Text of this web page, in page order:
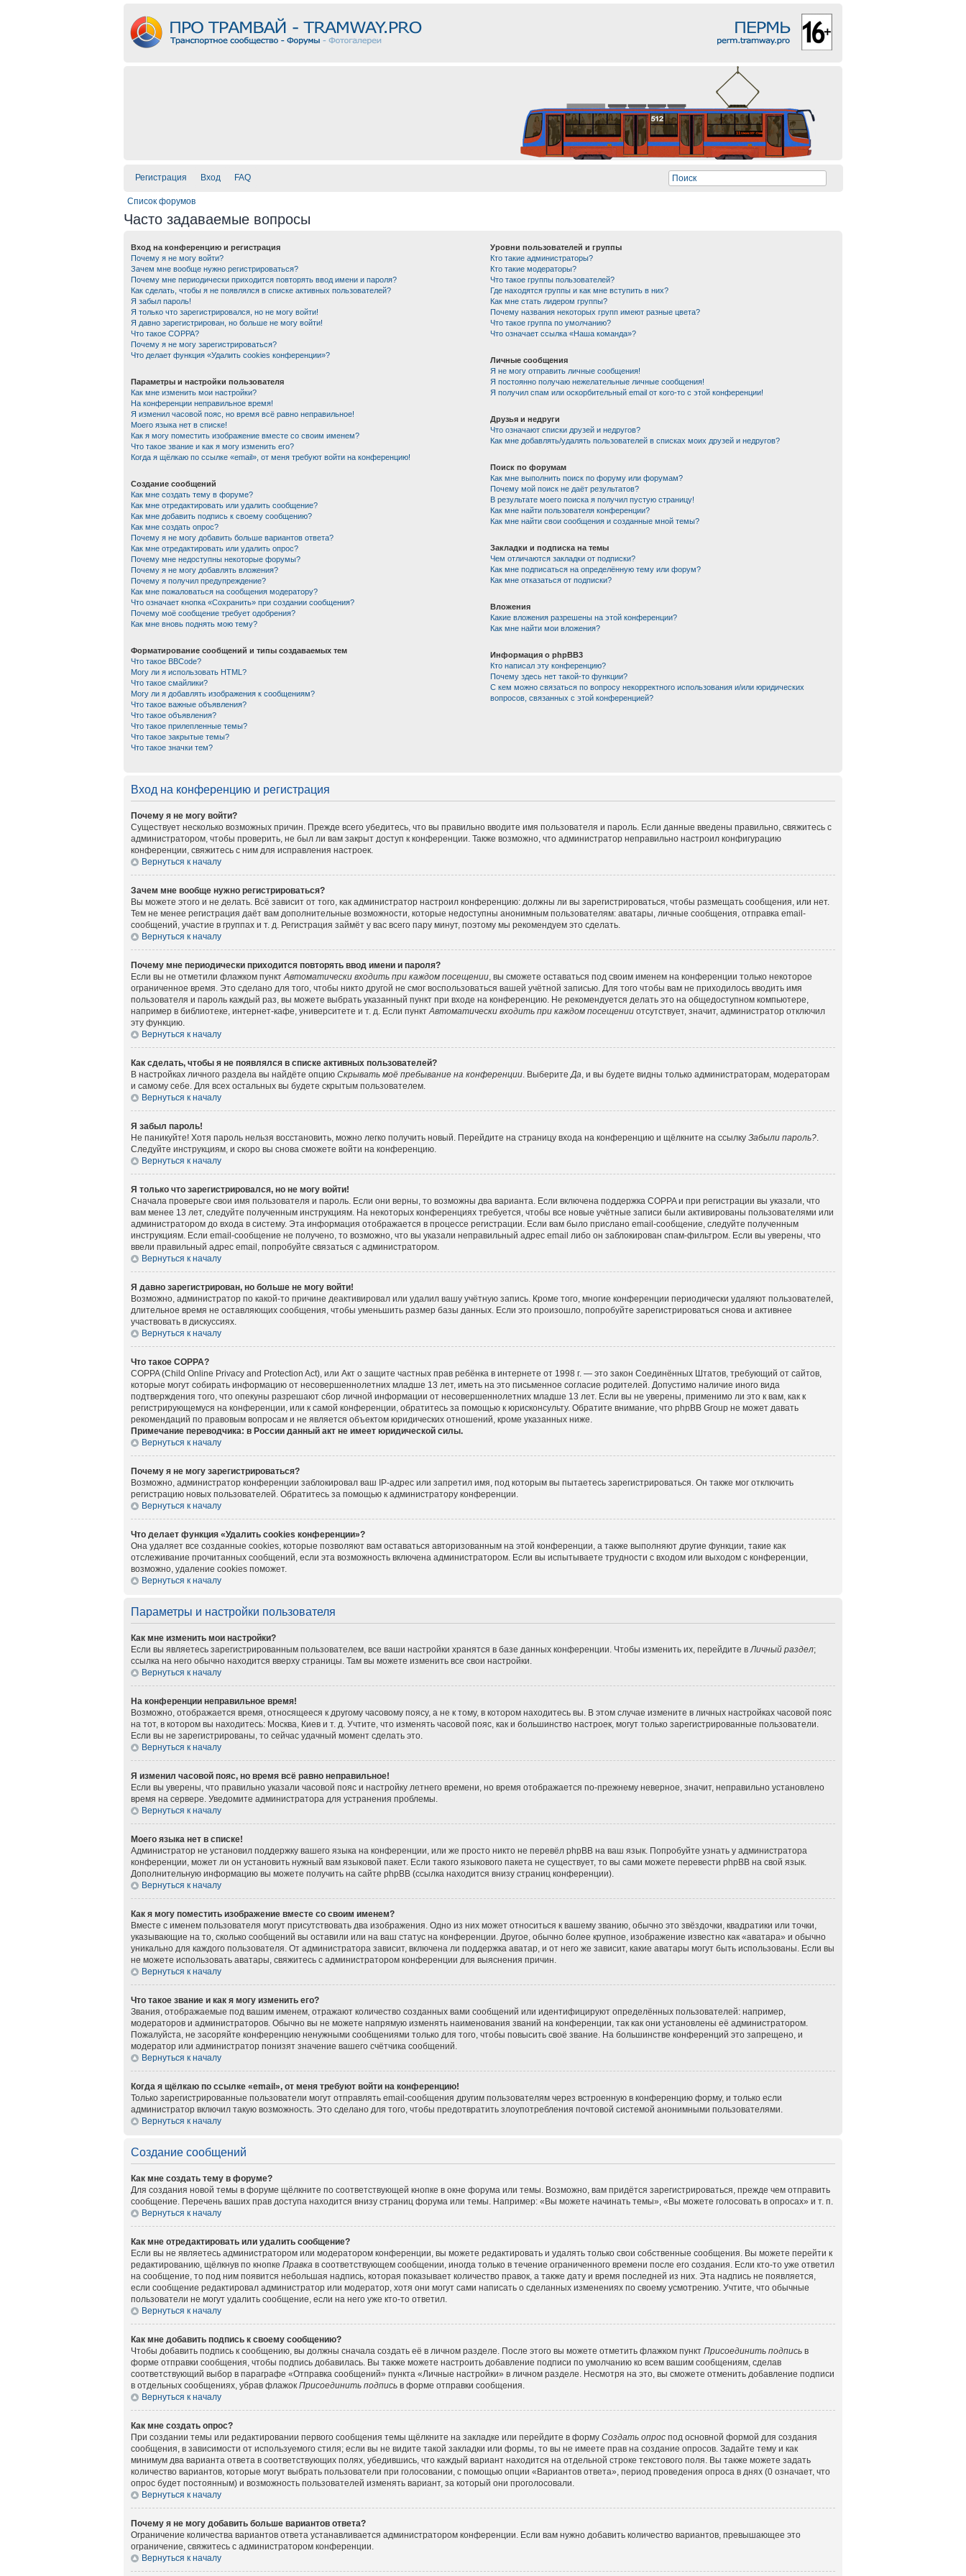
Регистрация Вход FAQ
Список форумов
Часто задаваемые вопросы
Вход на конференцию и регистрация
Почему я не могу войти?
Зачем мне вообще нужно регистрироваться?
Почему мне периодически приходится повторять ввод имени и пароля?
Как сделать, чтобы я не появлялся в списке активных пользователей?
Я забыл пароль!
Я только что зарегистрировался, но не могу войти!
Я давно зарегистрирован, но больше не могу войти!
Что такое COPPA?
Почему я не могу зарегистрироваться?
Что делает функция «Удалить cookies конференции»?
Параметры и настройки пользователя
Как мне изменить мои настройки?
На конференции неправильное время!
Я изменил часовой пояс, но время всё равно неправильное!
Моего языка нет в списке!
Как я могу поместить изображение вместе со своим именем?
Что такое звание и как я могу изменить его?
Когда я щёлкаю по ссылке «email», от меня требуют войти на конференцию!
Создание сообщений
Как мне создать тему в форуме?
Как мне отредактировать или удалить сообщение?
Как мне добавить подпись к своему сообщению?
Как мне создать опрос?
Почему я не могу добавить больше вариантов ответа?
Как мне отредактировать или удалить опрос?
Почему мне недоступны некоторые форумы?
Почему я не могу добавлять вложения?
Почему я получил предупреждение?
Как мне пожаловаться на сообщения модератору?
Что означает кнопка «Сохранить» при создании сообщения?
Почему моё сообщение требует одобрения?
Как мне вновь поднять мою тему?
Форматирование сообщений и типы создаваемых тем
Что такое BBCode?
Могу ли я использовать HTML?
Что такое смайлики?
Могу ли я добавлять изображения к сообщениям?
Что такое важные объявления?
Что такое объявления?
Что такое прилепленные темы?
Что такое закрытые темы?
Что такое значки тем?
Уровни пользователей и группы
Кто такие администраторы?
Кто такие модераторы?
Что такое группы пользователей?
Где находятся группы и как мне вступить в них?
Как мне стать лидером группы?
Почему названия некоторых групп имеют разные цвета?
Что такое группа по умолчанию?
Что означает ссылка «Наша команда»?
Личные сообщения
Я не могу отправить личные сообщения!
Я постоянно получаю нежелательные личные сообщения!
Я получил спам или оскорбительный email от кого-то с этой конференции!
Друзья и недруги
Что означают списки друзей и недругов?
Как мне добавлять/удалять пользователей в списках моих друзей и недругов?
Поиск по форумам
Как мне выполнить поиск по форуму или форумам?
Почему мой поиск не даёт результатов?
В результате моего поиска я получил пустую страницу!
Как мне найти пользователя конференции?
Как мне найти свои сообщения и созданные мной темы?
Закладки и подписка на темы
Чем отличаются закладки от подписки?
Как мне подписаться на определённую тему или форум?
Как мне отказаться от подписки?
Вложения
Какие вложения разрешены на этой конференции?
Как мне найти мои вложения?
Информация о phpBB3
Кто написал эту конференцию?
Почему здесь нет такой-то функции?
С кем можно связаться по вопросу некорректного использования и/или юридических
вопросов, связанных с этой конференцией?
Вход на конференцию и регистрация
Почему я не могу войти?
Существует несколько возможных причин. Прежде всего убедитесь, что вы правильно вводите имя пользователя и пароль. Если данные введены правильно, свяжитесь с
администратором, чтобы проверить, не был ли вам закрыт доступ к конференции. Также возможно, что администратор неправильно настроил конфигурацию
конференции, свяжитесь с ним для исправления настроек.
Вернуться к началу
Зачем мне вообще нужно регистрироваться?
Вы можете этого и не делать. Всё зависит от того, как администратор настроил конференцию: должны ли вы зарегистрироваться, чтобы размещать сообщения, или нет.
Тем не менее регистрация даёт вам дополнительные возможности, которые недоступны анонимным пользователям: аватары, личные сообщения, отправка email-
сообщений, участие в группах и т. д. Регистрация займёт у вас всего пару минут, поэтому мы рекомендуем это сделать.
Вернуться к началу
Почему мне периодически приходится повторять ввод имени и пароля?
Если вы не отметили флажком пунктАвтоматически входить при каждом посещении, вы сможете оставаться под своим именем на конференции только некоторое
ограниченное время. Это сделано для того, чтобы никто другой не смог воспользоваться вашей учётной записью. Для того чтобы вам не приходилось вводить имя
пользователя и пароль каждый раз, вы можете выбрать указанный пункт при входе на конференцию. Не рекомендуется делать это на общедоступном компьютере,
например в библиотеке, интернет-кафе, университете и т. д. Если пунктАвтоматически входить при каждом посещении отсутствует, значит, администратор отключил
эту функцию.
Вернуться к началу
Как сделать, чтобы я не появлялся в списке активных пользователей?
В настройках личного раздела вы найдёте опцию Скрывать моё пребывание на конференции. ВыберитеДа, и вы будете видны только администраторам, модераторам
и самому себе. Для всех остальных вы будете скрытым пользователем.
Вернуться к началу
Я забыл пароль!
Не паникуйте! Хотя пароль нельзя восстановить, можно легко получить новый. Перейдите на страницу входа на конференцию и щёлкните на ссылку Забыли пароль?.
Следуйте инструкциям, и скоро вы снова сможете войти на конференцию.
Вернуться к началу
Я только что зарегистрировался, но не могу войти!
Сначала проверьте свои имя пользователя и пароль. Если они верны, то возможны два варианта. Если включена поддержка COPPA и при регистрации вы указали, что
вам менее 13 лет, следуйте полученным инструкциям. На некоторых конференциях требуется, чтобы все новые учётные записи были активированы пользователями или
администратором до входа в систему. Эта информация отображается в процессе регистрации. Если вам было прислано email-сообщение, следуйте полученным
инструкциям. Если email-сообщение не получено, то возможно, что вы указали неправильный адрес email либо он заблокирован спам-фильтром. Если вы уверены, что
ввели правильный адрес email, попробуйте связаться с администратором.
Вернуться к началу
Я давно зарегистрирован, но больше не могу войти!
Возможно, администратор по какой-то причине деактивировал или удалил вашу учётную запись. Кроме того, многие конференции периодически удаляют пользователей,
длительное время не оставляющих сообщения, чтобы уменьшить размер базы данных. Если это произошло, попробуйте зарегистрироваться снова и активнее
участвовать в дискуссиях.
Вернуться к началу
Что такое COPPA?
COPPA (Child Online Privacy and Protection Act), или Акт о защите частных прав ребёнка в интернете от 1998 г. — это закон Соединённых Штатов, требующий от сайтов,
которые могут собирать информацию от несовершеннолетних младше 13 лет, иметь на это письменное согласие родителей. Допустимо наличие иного вида
подтверждения того, что опекуны разрешают сбор личной информации от несовершеннолетних младше 13 лет. Если вы не уверены, применимо ли это к вам, как к
регистрирующемуся на конференции, или к самой конференции, обратитесь за помощью к юрисконсульту. Обратите внимание, что phpBB Group не может давать
рекомендаций по правовым вопросам и не является объектом юридических отношений, кроме указанных ниже.
Примечание переводчика: в России данный акт не имеет юридической силы.
Вернуться к началу
Почему я не могу зарегистрироваться?
Возможно, администратор конференции заблокировал ваш IP-адрес или запретил имя, под которым вы пытаетесь зарегистрироваться. Он также мог отключить
регистрацию новых пользователей. Обратитесь за помощью к администратору конференции.
Вернуться к началу
Что делает функция «Удалить cookies конференции»?
Она удаляет все созданные cookies, которые позволяют вам оставаться авторизованным на этой конференции, а также выполняют другие функции, такие как
отслеживание прочитанных сообщений, если эта возможность включена администратором. Если вы испытываете трудности с входом или выходом с конференции,
возможно, удаление cookies поможет.
Вернуться к началу
Параметры и настройки пользователя
Как мне изменить мои настройки?
Если вы являетесь зарегистрированным пользователем, все ваши настройки хранятся в базе данных конференции. Чтобы изменить их, перейдите вЛичный раздел;
ссылка на него обычно находится вверху страницы. Там вы можете изменить все свои настройки.
Вернуться к началу
На конференции неправильное время!
Возможно, отображается время, относящееся к другому часовому поясу, а не к тому, в котором находитесь вы. В этом случае измените в личных настройках часовой пояс
на тот, в котором вы находитесь: Москва, Киев и т. д. Учтите, что изменять часовой пояс, как и большинство настроек, могут только зарегистрированные пользователи.
Если вы не зарегистрированы, то сейчас удачный момент сделать это.
Вернуться к началу
Я изменил часовой пояс, но время всё равно неправильное!
Если вы уверены, что правильно указали часовой пояс и настройку летнего времени, но время отображается по-прежнему неверное, значит, неправильно установлено
время на сервере. Уведомите администратора для устранения проблемы.
Вернуться к началу
Моего языка нет в списке!
Администратор не установил поддержку вашего языка на конференции, или же просто никто не перевёл phpBB на ваш язык. Попробуйте узнать у администратора
конференции, может ли он установить нужный вам языковой пакет. Если такого языкового пакета не существует, то вы сами можете перевести phpBB на свой язык.
Дополнительную информацию вы можете получить на сайте phpBB (ссылка находится внизу страниц конференции).
Вернуться к началу
Как я могу поместить изображение вместе со своим именем?
Вместе с именем пользователя могут присутствовать два изображения. Одно из них может относиться к вашему званию, обычно это звёздочки, квадратики или точки,
указывающие на то, сколько сообщений вы оставили или на ваш статус на конференции. Другое, обычно более крупное, изображение известно как «аватара» и обычно
уникально для каждого пользователя. От администратора зависит, включена ли поддержка аватар, и от него же зависит, какие аватары могут быть использованы. Если вы
не можете использовать аватары, свяжитесь с администратором конференции для выяснения причин.
Вернуться к началу
Что такое звание и как я могу изменить его?
Звания, отображаемые под вашим именем, отражают количество созданных вами сообщений или идентифицируют определённых пользователей: например,
модераторов и администраторов. Обычно вы не можете напрямую изменять наименования званий на конференции, так как они установлены её администратором.
Пожалуйста, не засоряйте конференцию ненужными сообщениями только для того, чтобы повысить своё звание. На большинстве конференций это запрещено, и
модератор или администратор понизят значение вашего счётчика сообщений.
Вернуться к началу
Когда я щёлкаю по ссылке «email», от меня требуют войти на конференцию!
Только зарегистрированные пользователи могут отправлять email-сообщения другим пользователям через встроенную в конференцию форму, и только если
администратор включил такую возможность. Это сделано для того, чтобы предотвратить злоупотребления почтовой системой анонимными пользователями.
Вернуться к началу
Создание сообщений
Как мне создать тему в форуме?
Для создания новой темы в форуме щёлкните по соответствующей кнопке в окне форума или темы. Возможно, вам придётся зарегистрироваться, прежде чем отправить
сообщение. Перечень ваших прав доступа находится внизу страниц форума или темы. Например: «Вы можете начинать темы», «Вы можете голосовать в опросах» и т. п.
Вернуться к началу
Как мне отредактировать или удалить сообщение?
Если вы не являетесь администратором или модератором конференции, вы можете редактировать и удалять только свои собственные сообщения. Вы можете перейти к
редактированию, щёлкнув по кнопке Правка в соответствующем сообщении, иногда только в течение ограниченного времени после его создания. Если кто-то уже ответил
на сообщение, то под ним появится небольшая надпись, которая показывает количество правок, а также дату и время последней из них. Эта надпись не появляется,
если сообщение редактировал администратор или модератор, хотя они могут сами написать о сделанных изменениях по своему усмотрению. Учтите, что обычные
пользователи не могут удалить сообщение, если на него уже кто-то ответил.
Вернуться к началу
Как мне добавить подпись к своему сообщению?
Чтобы добавить подпись к сообщению, вы должны сначала создать её в личном разделе. После этого вы можете отметить флажком пункт Присоединить подпись в
форме отправки сообщения, чтобы подпись добавилась. Вы также можете настроить добавление подписи по умолчанию ко всем вашим сообщениям, сделав
соответствующий выбор в параграфе «Отправка сообщений» пункта «Личные настройки» в личном разделе. Несмотря на это, вы сможете отменить добавление подписи
в отдельных сообщениях, убрав флажок Присоединить подпись в форме отправки сообщения.
Вернуться к началу
Как мне создать опрос?
При создании темы или редактировании первого сообщения темы щёлкните на закладке или перейдите в форму Создать опрос под основной формой для создания
сообщения, в зависимости от используемого стиля; если вы не видите такой закладки или формы, то вы не имеете прав на создание опросов. Задайте тему и как
минимум два варианта ответа в соответствующих полях, убедившись, что каждый вариант находится на отдельной строке текстового поля. Вы также можете задать
количество вариантов, которые могут выбрать пользователи при голосовании, с помощью опции «Вариантов ответа», период проведения опроса в днях (0 означает, что
опрос будет постоянным) и возможность пользователей изменять вариант, за который они проголосовали.
Вернуться к началу
Почему я не могу добавить больше вариантов ответа?
Ограничение количества вариантов ответа устанавливается администратором конференции. Если вам нужно добавить количество вариантов, превышающее это
ограничение, свяжитесь с администратором конференции.
Вернуться к началу